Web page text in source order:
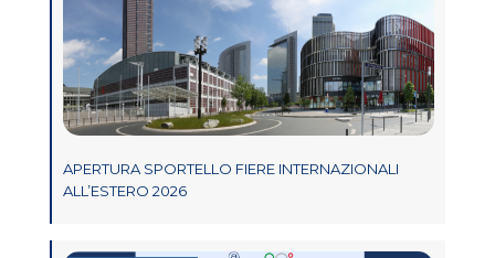
APERTURA SPORTELLO FIERE INTERNAZIONALI
ALL’ESTERO 2026